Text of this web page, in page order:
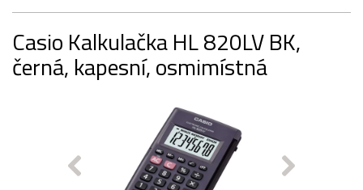
Casio Kalkulačka HL 820LV BK,
černá, kapesní, osmimístná